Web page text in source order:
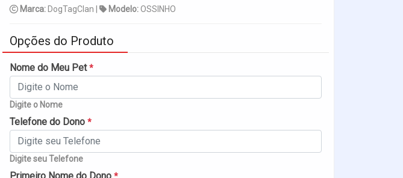
Marca:DogTagClan | Modelo:OSSINHO
Opções do Produto
Nome do Meu Pet*
Digite o Nome
Telefone do Dono *
Digite seu Telefone
Primeiro Nome do Dono *